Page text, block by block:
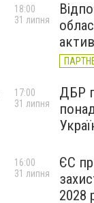
18:00
31 липня
ДБР
17:00
31 липня
ЄС
2028
16:00
31 липня